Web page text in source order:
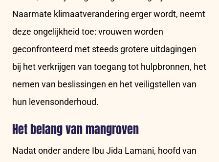
Naarmate klimaatverandering erger wordt, neemt
deze ongelijkheid toe: vrouwen worden
geconfronteerd met steeds grotere uitdagingen
bij het verkrijgen van toegang tot hulpbronnen, het
nemen van beslissingen en het veiligstellen van
hun levensonderhoud.
Het belang van mangroven
Nadat onder andere Ibu Jida Lamani, hoofd van